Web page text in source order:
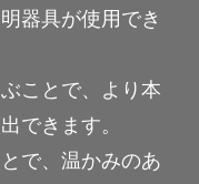
器具が使用でき
ことで、より本
できます。
で、温かみのあ